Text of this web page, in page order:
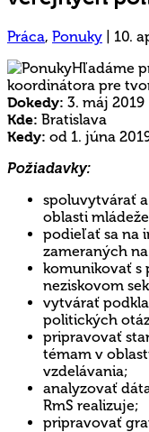
Práca, Ponuky 10.
Dokedy: 3. máj 2019
Kde: Bratislava
Kedy: od 1. júna
Požiadavky:
spoluvytvárať
oblasti
podieľať sa na
zameraných
komunikovať s
neziskovom
vytvárať
politických
pripravovať
témam v
vzdelávania;
analyzovať
RmS realizuje;
pripravovať